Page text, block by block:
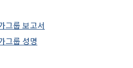
그룹 보고서
그룹 성명